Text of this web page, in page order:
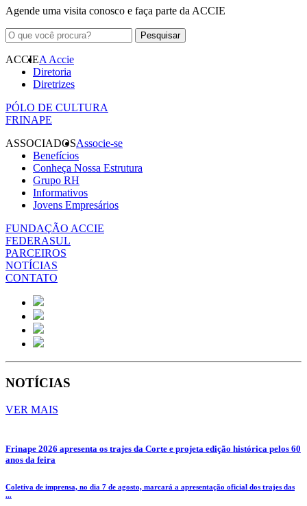
Agende uma visita conosco e faça parte da ACCIE
ACCIEA Accie
Diretoria
Diretrizes
PÓLO DE CULTURA
FRINAPE
ASSOCIADOSAssocie-se
Benefícios
Conheça Nossa Estrutura
Grupo RH
Informativos
Jovens Empresários
FUNDAÇÃO ACCIE
FEDERASUL
PARCEIROS
NOTÍCIAS
CONTATO
NOTÍCIAS
VER MAIS
Frinape 2026 apresenta os trajes da Corte e projeta edição histórica pelos 60
anos da feira
Coletiva de imprensa, no dia 7 de agosto, marcará a apresentação oficial dos trajes das
...